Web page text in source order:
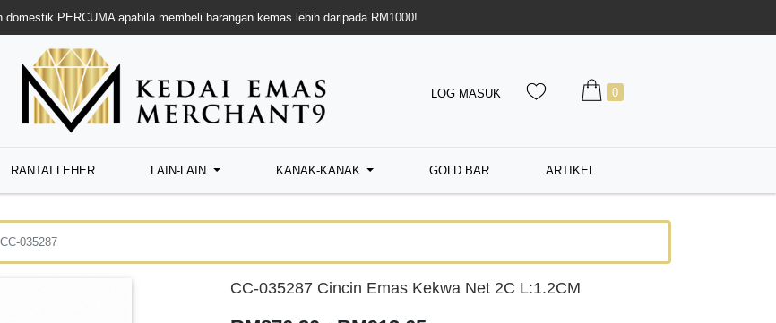
domestik PERCUMA apabila membeli barangan kemas lebih daripada RM1000!
LOG MASUK 0
RANTAI LEHER LAIN-LAIN KANAK-KANAK GOLD BAR ARTIKEL
CC-035287
CC-035287 Cincin Emas Kekwa Net 2C L:1.2CM